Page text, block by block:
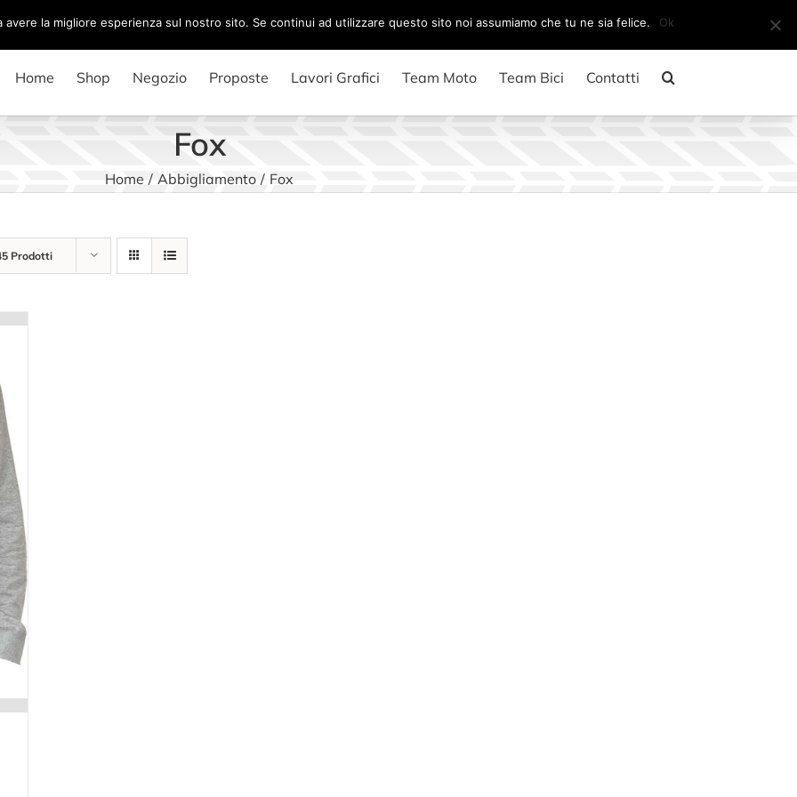
Il mio account CARRELLO
Home Shop Negozio Proposte Lavori Grafici Team Moto Team Bici Contatti
Fox
Home / Abbigliamento / Fox
Prodotti
la migliore esperienza sul nostro sito. Se continui ad utilizzare questo sito noi assumiamo che tu ne sia felice. Ok